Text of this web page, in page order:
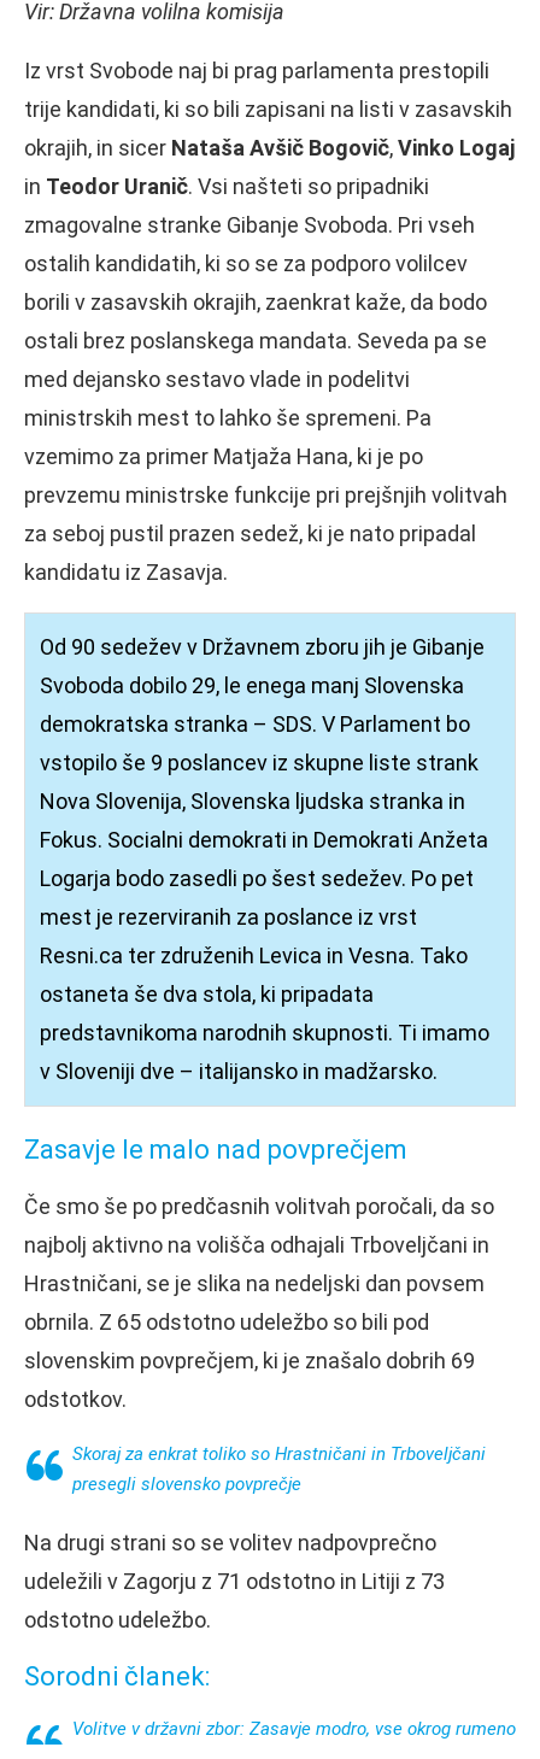
Vir: Državna volilna komisija
Iz vrst Svobode naj bi prag parlamenta prestopili
trije kandidati, ki so bili zapisani na listi v zasavskih
okrajih, in sicer Nataša Avšič Bogovič,Vinko Logaj
in Teodor Uranič. Vsi našteti so pripadniki
zmagovalne stranke Gibanje Svoboda. Pri vseh
ostalih kandidatih, ki so se za podporo volilcev
borili v zasavskih okrajih, zaenkrat kaže, da bodo
ostali brez poslanskega mandata. Seveda pa se
med dejansko sestavo vlade in podelitvi
ministrskih mest to lahko še spremeni. Pa
vzemimo za primer Matjaža Hana, ki je po
prevzemu ministrske funkcije pri prejšnjih volitvah
za seboj pustil prazen sedež, ki je nato pripadal
kandidatu iz Zasavja.
Od 90 sedežev v Državnem zboru jih je Gibanje
Svoboda dobilo 29, le enega manj Slovenska
demokratska stranka – SDS. V Parlament bo
vstopilo še 9 poslancev iz skupne liste strank
Nova Slovenija, Slovenska ljudska stranka in
Fokus. Socialni demokrati in Demokrati Anžeta
Logarja bodo zasedli po šest sedežev. Po pet
mest je rezerviranih za poslance iz vrst
Resni.ca ter združenih Levica in Vesna. Tako
ostaneta še dva stola, ki pripadata
predstavnikoma narodnih skupnosti. Ti imamo
v Sloveniji dve – italijansko in madžarsko.
Zasavje le malo nad povprečjem
Če smo še po predčasnih volitvah poročali, da so
najbolj aktivno na volišča odhajali Trboveljčani in
Hrastničani, se je slika na nedeljski dan povsem
obrnila. Z 65 odstotno udeležbo so bili pod
slovenskim povprečjem, ki je znašalo dobrih 69
odstotkov.
Skoraj za enkrat toliko so Hrastničani in Trboveljčani
presegli slovensko povprečje
Na drugi strani so se volitev nadpovprečno
udeležili v Zagorju z 71 odstotno in Litiji z 73
odstotno udeležbo.
Sorodni članek:
Volitve v državni zbor: Zasavje modro, vse okrog rumeno